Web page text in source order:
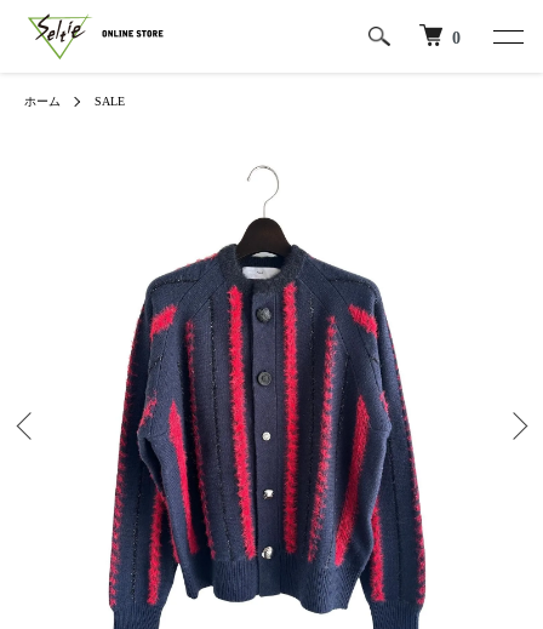
0
ホーム SALE